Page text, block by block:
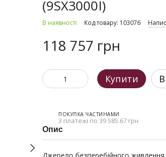
(9SX3000I)
В наявності Код товару: 103076
118 757 грн
Купити
ПОКУПКА ЧАСТИНАМИ
3 платежі по 39 585.67 грн
Опис